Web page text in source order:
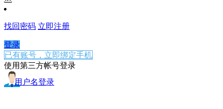
找回密码 立即注册
登录
已有账号，立即绑定手机
使用第三方帐号登录
用户名登录